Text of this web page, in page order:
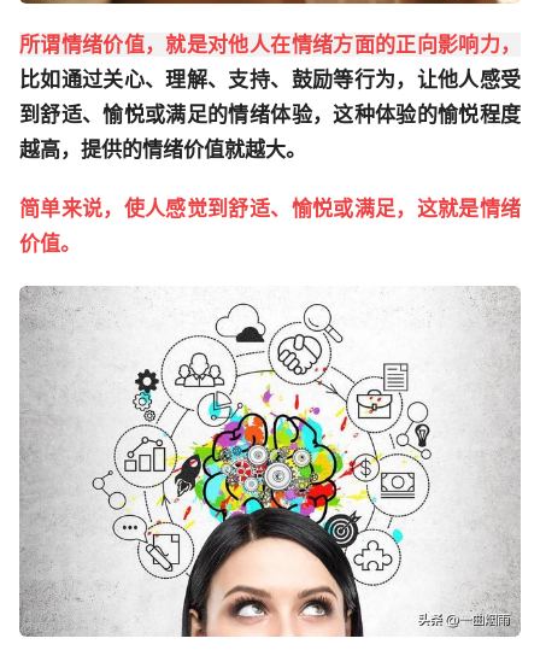
所谓情绪价值，就是对他人在情绪方面的正向影响力，
比如通过关心、理解、支持、鼓励等行为，让他人感受
到舒适、愉悦或满足的情绪体验，这种体验的愉悦程度
越高，提供的情绪价值就越大。
简单来说，使人感觉到舒适、愉悦或满足，这就是情绪
价值。